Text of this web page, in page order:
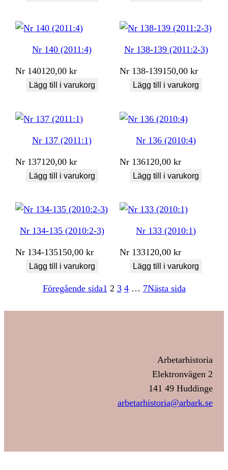
Nr 140 (2011:4)
Nr 140120,00kr
Lägg till i varukorg
Nr 138-139 (2011:2-3)
Nr 138-139150,00kr
Lägg till i varukorg
Nr 137 (2011:1)
Nr 137120,00kr
Lägg till i varukorg
Nr 136 (2010:4)
Nr 136120,00kr
Lägg till i varukorg
Nr 134-135 (2010:2-3)
Nr 134-135150,00kr
Lägg till i varukorg
Nr 133 (2010:1)
Nr 133120,00kr
Lägg till i varukorg
Föregående sida1 2 3 4 … 7Nästa sida
Arbetarhistoria
Elektronvägen 2
141 49 Huddinge
arbetarhistoria@arbark.se